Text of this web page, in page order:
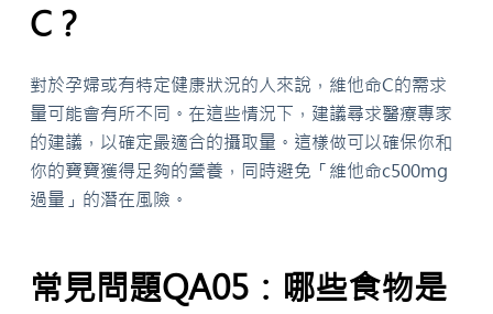
C？
對於孕婦或有特定健康狀況的人來說，維他命C的需求
量可能會有所不同。在這些情況下，建議尋求醫療專家
的建議，以確定最適合的攝取量。這樣做可以確保你和
你的寶寶獲得足夠的營養，同時避免「維他命c500mg
過量」的潛在風險。
常見問題QA05：哪些食物是